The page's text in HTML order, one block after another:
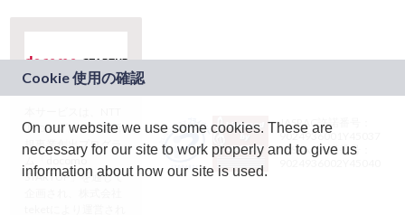
ドコモグループの新
規事業創出プログラ
ム「docomo
STARTUP」を通じて
JASRAC許諾番号：
9024936001Y45037
JASRAC許諾番号：
On our website we use some cookies. These are
necessary for our site to work properly and to give us
information about how our site is used.